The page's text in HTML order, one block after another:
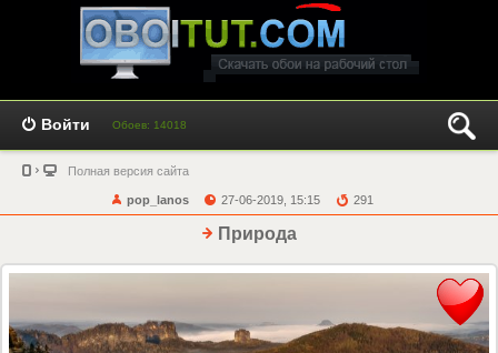
Войти Обоев: 14018
Полная версия сайта
pop_lanos 27-06-2019, 15:15 291
Природа